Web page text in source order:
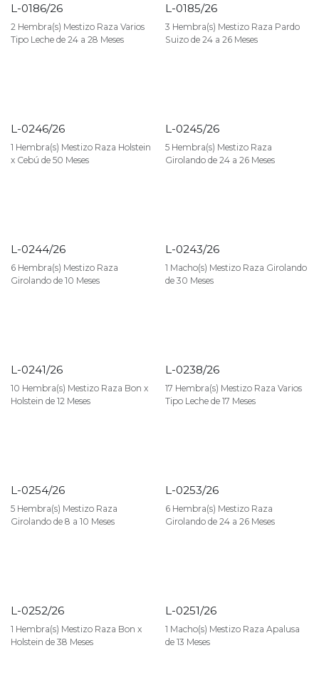
VENDIDO
L-0186/26
2 Hembra(s) Mestizo Raza Varios
Tipo Leche de 24 a 28 Meses
VENDIDO
L-0185/26
3 Hembra(s) Mestizo Raza Pardo
Suizo de 24 a 26 Meses
L-0246/26
1 Hembra(s) Mestizo Raza Holstein
x Cebú de 50 Meses
L-0245/26
5 Hembra(s) Mestizo Raza
Girolando de 24 a 26 Meses
L-0244/26
6 Hembra(s) Mestizo Raza
Girolando de 10 Meses
L-0243/26
1 Macho(s) Mestizo Raza Girolando
de 30 Meses
L-0241/26
10 Hembra(s) Mestizo Raza Bon x
Holstein de 12 Meses
L-0238/26
17 Hembra(s) Mestizo Raza Varios
Tipo Leche de 17 Meses
L-0254/26
5 Hembra(s) Mestizo Raza
Girolando de 8 a 10 Meses
L-0253/26
6 Hembra(s) Mestizo Raza
Girolando de 24 a 26 Meses
L-0252/26
1 Hembra(s) Mestizo Raza Bon x
Holstein de 38 Meses
L-0251/26
1 Macho(s) Mestizo Raza Apalusa
de 13 Meses